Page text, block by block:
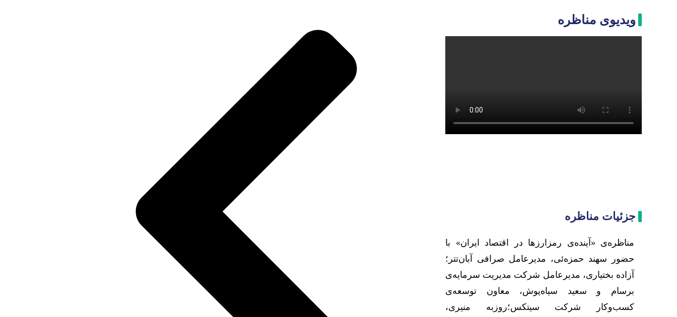
ویدیوی مناظره
جزئیات مناظره
مناظره‌ی ‏«آینده‌ی رمزارزها در اقتصاد ایران» ‏با
حضور سهند حمزه‌ئی، مدیرعامل صرافی آبان‌تتر؛
آزاده بختیاری، مدیرعامل شرکت مدیریت ‏سرمایه‌ی
برسام و سعید سیاه‌پوش، معاون توسعه‌ی
کسب‌وکار شرکت سیتکس؛روزبه منیری،